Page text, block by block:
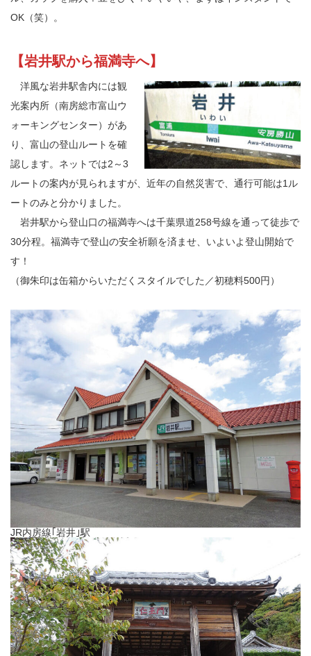
OK（笑）。
【岩井駅から福満寺へ】
洋風な岩井駅舎内には観
光案内所（南房総市富山ウ
ォーキングセンター）があ
り、富山の登山ルートを確
認します。ネットでは2～3
ルートの案内が見られますが、近年の自然災害で、通行可能は1ル
ートのみと分かりました。
岩井駅から登山口の福満寺へは千葉県道258号線を通って徒歩で
30分程。福満寺で登山の安全祈願を済ませ、いよいよ登山開始で
す！
（御朱印は缶箱からいただくスタイルでした／初穂料500円）
JR内房線｢岩井｣駅